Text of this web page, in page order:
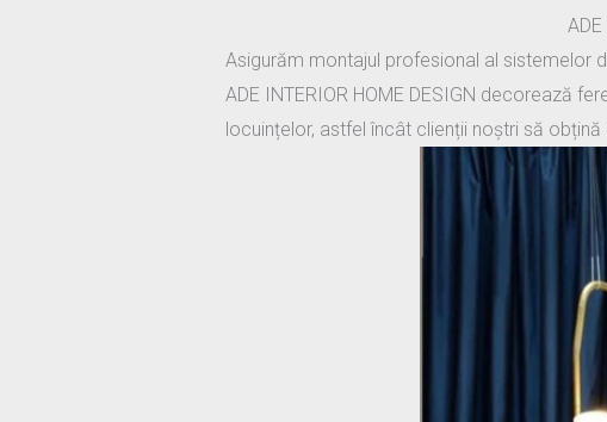
Asigurăm montajul profesional al sistemelor
ADE INTERIOR HOME DESIGN decorează
locuințelor, astfel încât clienții noștri să